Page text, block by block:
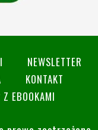
NEWSLETTER
KONTAKT
Z EBOOKAMI